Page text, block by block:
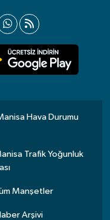
Hava Durumu
Trafik Yoğunluk
Manşetler
Arşivi